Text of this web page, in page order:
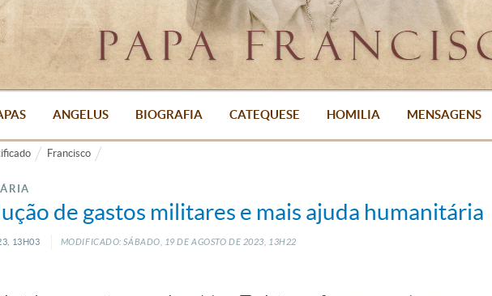
ANGELUS BIOGRAFIA CATEQUESE HOMILIA MENSAGENS
Francisco
de gastos militares e mais ajuda humanitária
13H03 MODIFICADO: SÁBADO, 19DEAGOSTO DE 2023, 13H22